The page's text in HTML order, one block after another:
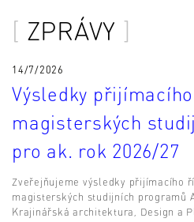
ZPRÁVY
14/7/2026
Výsledky
magisterských
pro ak. rok 2026/27
Zveřejňujeme výsledky přijímacího
magisterských studijních programů
Krajinářská architektura, Design a